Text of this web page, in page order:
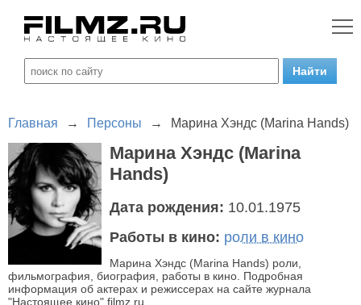
Главная → Персоны → Марина Хэндс (Marina Hands)
Марина Хэндс (Marina
Hands)
Дата рождения: 10.01.1975
Работы в кино: роли в кино
Марина Хэндс (Marina Hands) роли,
фильмография, биография, работы в кино. Подробная
информация об актерах и режиссерах на сайте журнала
"Настоящее кино" filmz.ru